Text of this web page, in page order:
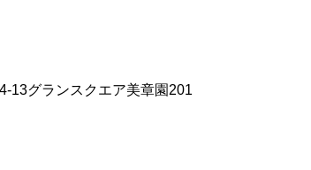
グランスクエア美章園201